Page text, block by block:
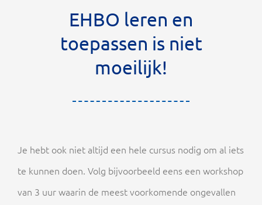
EHBO leren en
toepassen is niet
moeilijk!
Je hebt ook niet altijd een hele cursus nodig om al iets
te kunnen doen. Volg bijvoorbeeld eens een workshop
van 3 uur waarin de meest voorkomende ongevallen